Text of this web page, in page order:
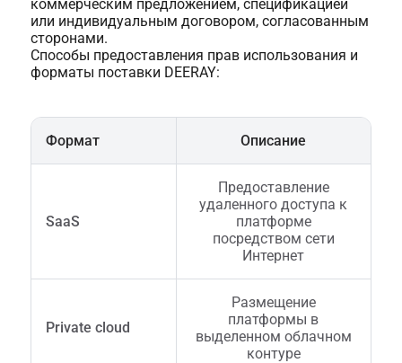
коммерческим предложением, спецификацией
или индивидуальным договором, согласованным
сторонами.
Способы предоставления прав использования и
форматы поставки DEERAY:
Формат Описание
SaaS
Предоставление
удаленного доступа к
платформе
посредством сети
Интернет
Private cloud
Размещение
платформы в
выделенном облачном
контуре